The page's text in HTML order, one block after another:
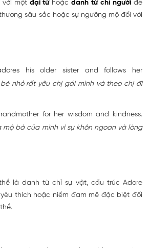
với một đại từhoặc danh từ chỉ người để
sâu sắc hoặc sự ngưỡng mộ đối với
his older sister and follows her
nhỏ rất yêu chị gái mình và theo chị đi
for her wisdom and kindness.
mộ bà của mình vì sự khôn ngoan và lòng
là danh từ chỉ sự vật, cấu trúc Adore
thích hoặc niềm đam mê đặc biệt đối